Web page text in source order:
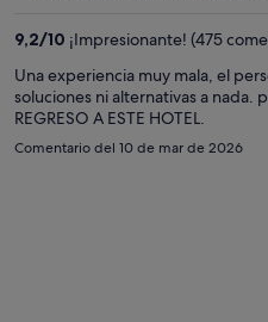
9,2/10 ¡Impresionante! (475
Una experiencia muy mala, el
soluciones ni alternativas a nada.
REGRESO A ESTE HOTEL.
Comentario del 10 de mar de 2026